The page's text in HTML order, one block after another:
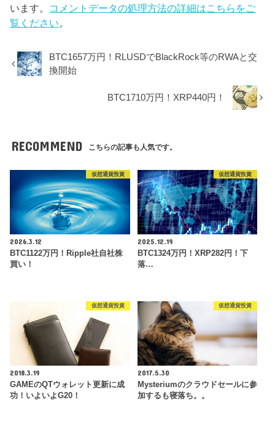
います。 コメントデータの処理方法の詳細はこちらをご
覧ください。
BTC1657万円！RLUSDでBlackRock等のRWAと交
換開始
BTC1710万円！XRP440円！
RECOMMEND こちらの記事も人気です。
仮想通貨投資
2026.3.12
BTC1122万円！Ripple社自社株
買い！
仮想通貨投資
2025.12.19
BTC1324万円！XRP282円！下
落…
仮想通貨投資
2018.3.19
GAMEのQTウォレット更新に成
功！いよいよG20！
仮想通貨投資
2017.5.30
Mysteriumのクラウドセールに参
加するも寝落ち。。